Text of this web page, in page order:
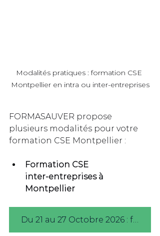
Modalités pratiques : formation CSE
Montpellier en intra ou inter‑entreprises
FORMASAUVER propose
plusieurs modalités pour votre
formation CSE Montpellier :
Formation CSE
inter‑entreprises à
Montpellier